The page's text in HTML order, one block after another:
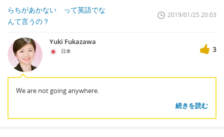
らちがあかない って英語でな
んて言うの？
2019/01/25 20:03
Yuki Fukazawa
日本 3
We are not going anywhere.
続きを読む